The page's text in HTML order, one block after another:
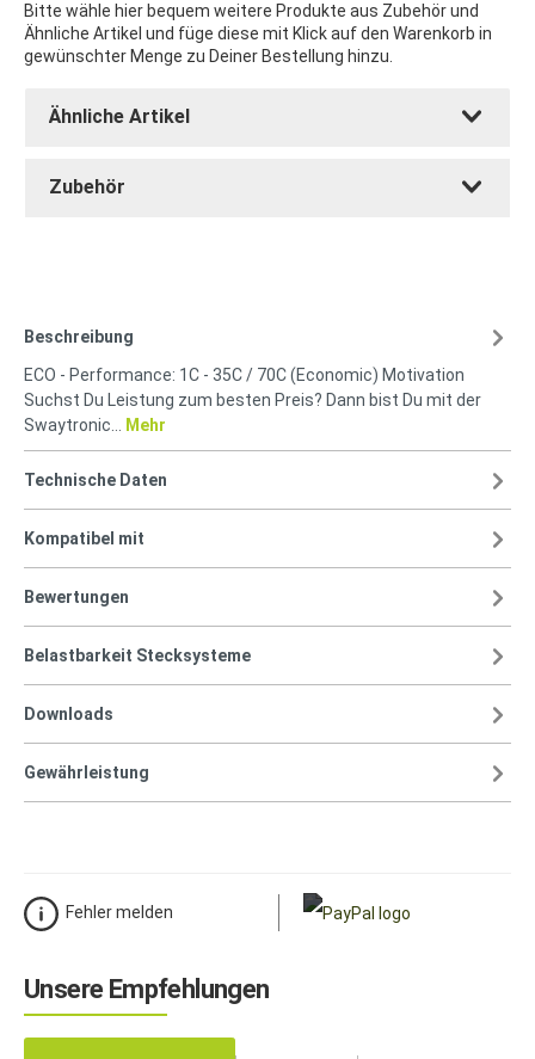
Bitte wähle hier bequem weitere Produkte aus Zubehör und
Ähnliche Artikel und füge diese mit Klick auf den Warenkorb in
gewünschter Menge zu Deiner Bestellung hinzu.
Ähnliche Artikel
Zubehör
Beschreibung
ECO - Performance: 1C - 35C / 70C (Economic) Motivation
Suchst Du Leistung zum besten Preis? Dann bist Du mit der
Swaytronic…
Mehr
Technische Daten
Kompatibel mit
Bewertungen
Belastbarkeit Stecksysteme
Downloads
Gewährleistung
Fehler melden
Unsere Empfehlungen